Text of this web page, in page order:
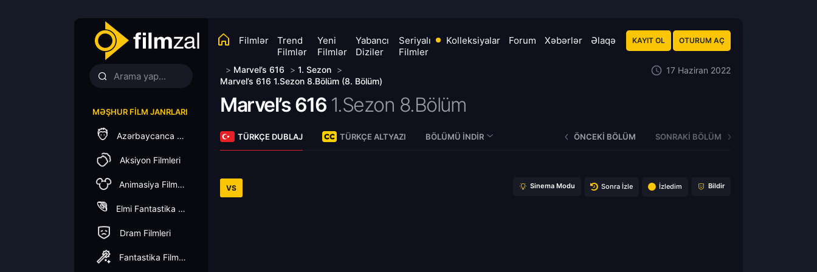
Filmlər
Trend
Filmlər
Yeni
Filmlər
Yabancı
Diziler
Seriyalı
Filmler
Kolleksiyalar Forum Xəbərlər Əlaqə KAYIT OL OTURUM AÇ
MƏŞHUR FILM JANRLARI
Azərbaycanca Dublaj
Aksiyon Filmleri
Animasiya Filmleri
Elmi Fantastika Filmleri
Dram Filmleri
Fantastika Filmleri
> Marvel’s 616 > 1. Sezon >
Marvel’s 616 1.Sezon 8.Bölüm (8. Bölüm)
17 Haziran 2022
Marvel’s 616 1.Sezon 8.Bölüm
TÜRKÇE DUBLAJ TÜRKÇE ALTYAZI BÖLÜMÜ İNDIR ÖNCEKI BÖLÜM SONRAKI BÖLÜM
VS Sinema Modu Sonra İzle İzledim Bildir